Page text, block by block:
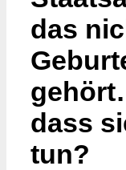
das
dass
tun?